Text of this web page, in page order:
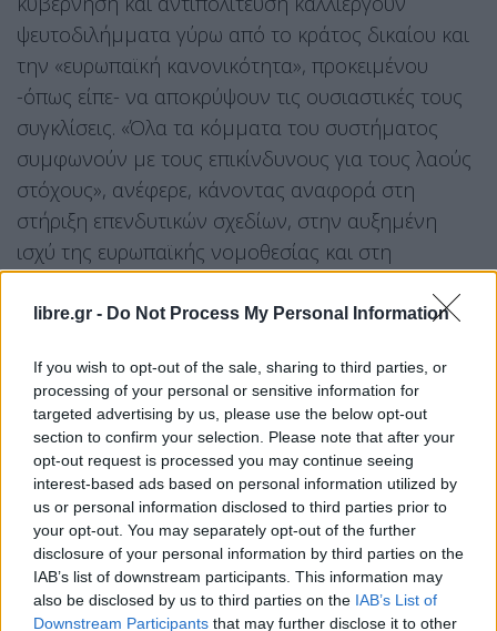
libre.gr - Do Not Process My Personal Information
If you wish to opt-out of the sale, sharing to third parties, or
processing of your personal or sensitive information for
targeted advertising by us, please use the below opt-out
section to confirm your selection. Please note that after your
opt-out request is processed you may continue seeing
interest-based ads based on personal information utilized by
us or personal information disclosed to third parties prior to
your opt-out. You may separately opt-out of the further
disclosure of your personal information by third parties on the
IAB’s list of downstream participants. This information may
also be disclosed by us to third parties on the IAB’s List of
Downstream Participants that may further disclose it to other
ψευτοδιλήμματα γύρω από το κράτος δικαίου και
την «ευρωπαϊκή κανονικότητα», προκειμένου
-όπως είπε- να αποκρύψουν τις ουσιαστικές τους
συγκλίσεις. «Όλα τα κόμματα του συστήματος
συμφωνούν με τους επικίνδυνους για τους λαούς
στόχους», ανέφερε, κάνοντας αναφορά στη
στήριξη επενδυτικών σχεδίων, στην αυξημένη
ισχύ της ευρωπαϊκής νομοθεσίας και στη
ασυλία. Στο πλαίσιο αυτό επανέφερε το αίτημα
ευθύνης υπουργών. «Οι υπουργοί πρέπει να
δικάζονται όπως όλοι οι Έλληνες πολίτες»,
υπογράμμισε.
Επίθεση για τον «δημοσιονομικό
κόφτη»
Σημαντικό μέρος της ομιλίας του αφιερώθηκε στις
κυβερνητικές προτάσεις για τηδημοσιονομική